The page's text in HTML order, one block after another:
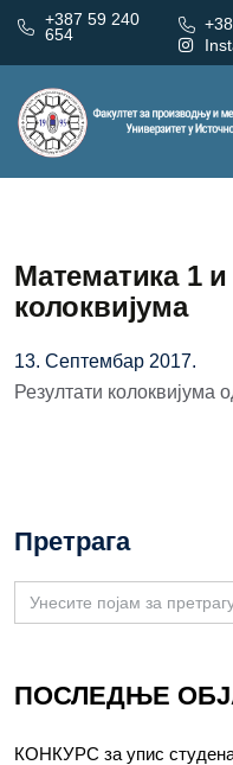
+387 59 240
654
Математика 1 и
колоквијума
13. Септембар 2017.
Резултати колоквијума
Претрага
Search
for:
ПОСЛЕДЊЕ
КОНКУРС за упис